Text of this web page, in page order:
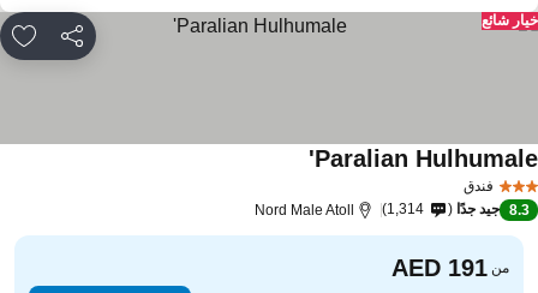
مشاركة
شائع
فندق
Paralian
8.3 جيد جدًا 1,314
Nord Male Atoll
من